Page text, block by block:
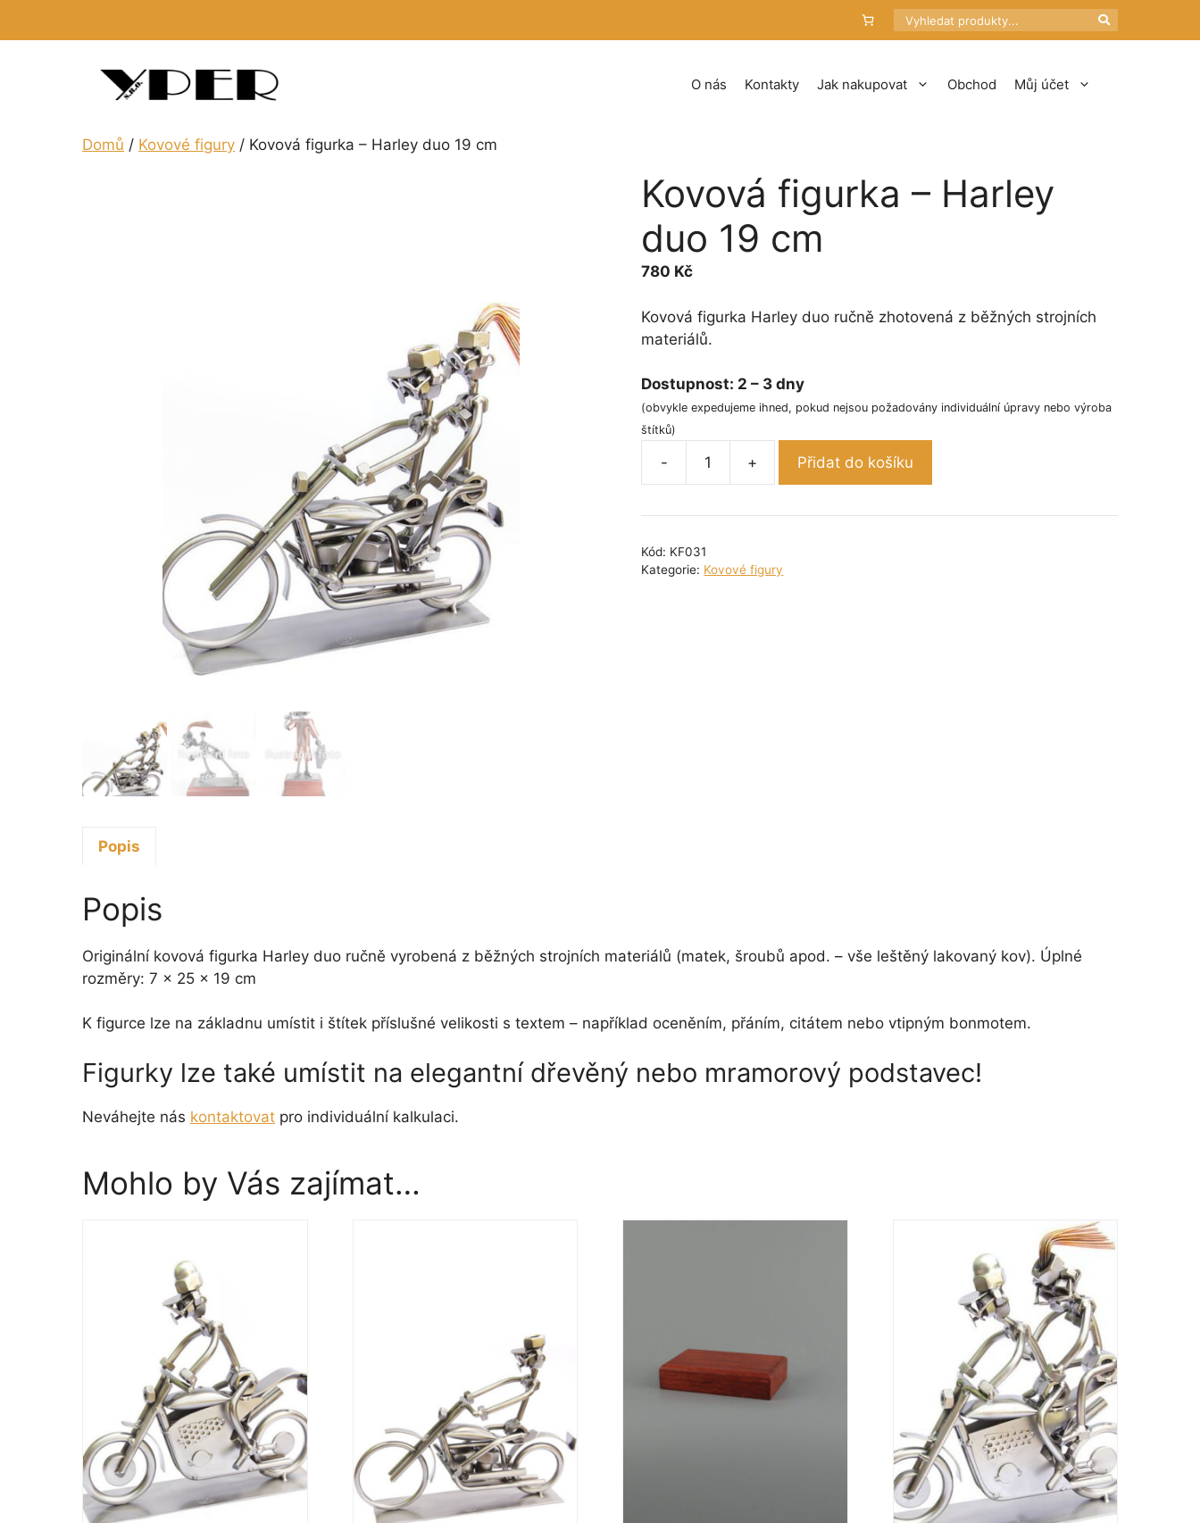
Hledat
O nás Kontakty Jak nakupovat Obchod Můj účet
Domů / Kovové figury / Kovová figurka – Harley duo 19 cm
Kovová figurka – Harley
duo 19 cm
780 Kč
Kovová figurka Harley duo ručně zhotovená z běžných strojních
materiálů.
Dostupnost: 2 – 3 dny
(obvykle expedujeme ihned, pokud nejsou požadovány individuální úpravy nebo výroba
štítků)
-
-
duo
+ Přidat do košíku
Kód: KF031
Kategorie: Kovové figury
Popis
Popis
Originální kovová figurka Harley duo ručně vyrobená z běžných strojních materiálů (matek, šroubů apod. – vše leštěný lakovaný kov). Úplné
rozměry: 7 x 25 x 19 cm
K figurce lze na základnu umístit i štítek příslušné velikosti s textem – například oceněním, přáním, citátem nebo vtipným bonmotem.
Figurky lze také umístit na elegantní dřevěný nebo mramorový podstavec!
Neváhejte nás kontaktovat pro individuální kalkulaci.
Mohlo by Vás zajímat…